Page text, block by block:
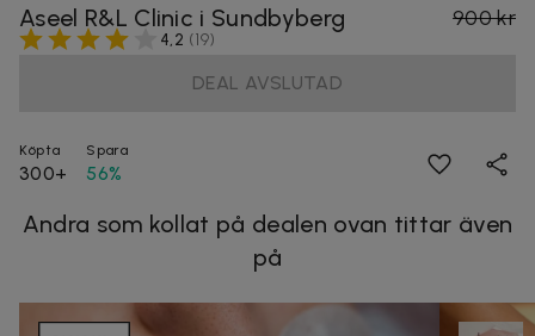
Aseel R&L Clinic i Sundbyberg
900 kr
4,2 (19)
DEAL AVSLUTAD
Köpta
300+
Spara
56%
Andra som kollat på dealen ovan tittar även
på